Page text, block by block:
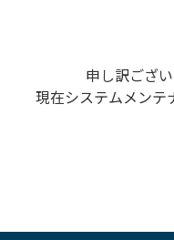
申し訳ござ
現在システムメンテ